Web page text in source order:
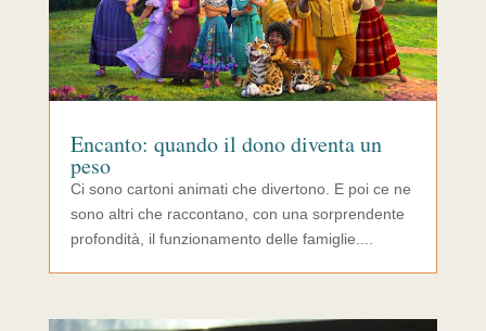
Encanto: quando il dono diventa un
peso
Ci sono cartoni animati che divertono. E poi ce ne
sono altri che raccontano, con una sorprendente
profondità, il funzionamento delle famiglie....